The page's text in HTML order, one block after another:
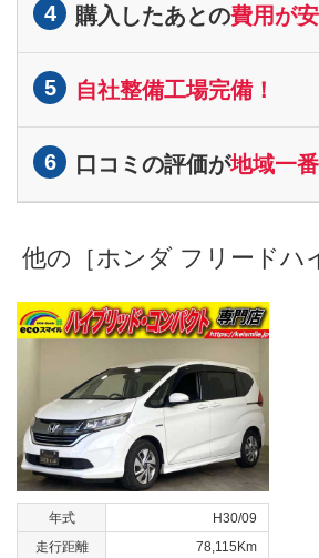
4 購入したあとの費用が安
5 自社整備工場完備！
6 口コミの評価が地域一番
他の［ホンダ フリードハ
年式
H30/09
走行距離
78,115Km